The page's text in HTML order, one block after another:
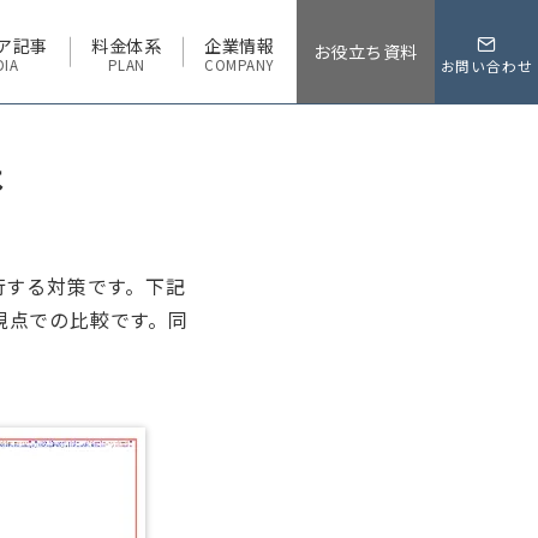
記事 料金体系
PLAN
企業情報
COMPANY
お役立ち資料
お問い合わせ
る対策です。下記
での比較です。同